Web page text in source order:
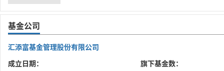
基金公司
汇添富基金管理股份有限公司
成立日期：
旗下基金数：